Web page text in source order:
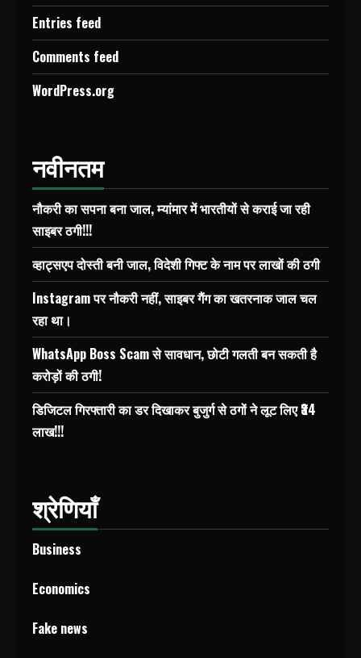
Entries feed
Comments feed
WordPress.org
नवीनतम
नौकरी का सपना बना जाल, म्यांमार में भारतीयों से कराई जा रही
साइबर ठगी!!!
व्हाट्सएप दोस्ती बनी जाल, विदेशी गिफ्ट के नाम पर लाखों की ठगी
Instagram पर नौकरी नहीं, साइबर गैंग का खतरनाक जाल चल
रहा था।
WhatsApp Boss Scam से सावधान, छोटी गलती बन सकती है
करोड़ों की ठगी!
डिजिटल गिरफ्तारी का डर दिखाकर बुजुर्ग से ठगों ने लूट लिए ₹34
लाख!!!
श्रेणियाँ
Business
Economics
Fake news